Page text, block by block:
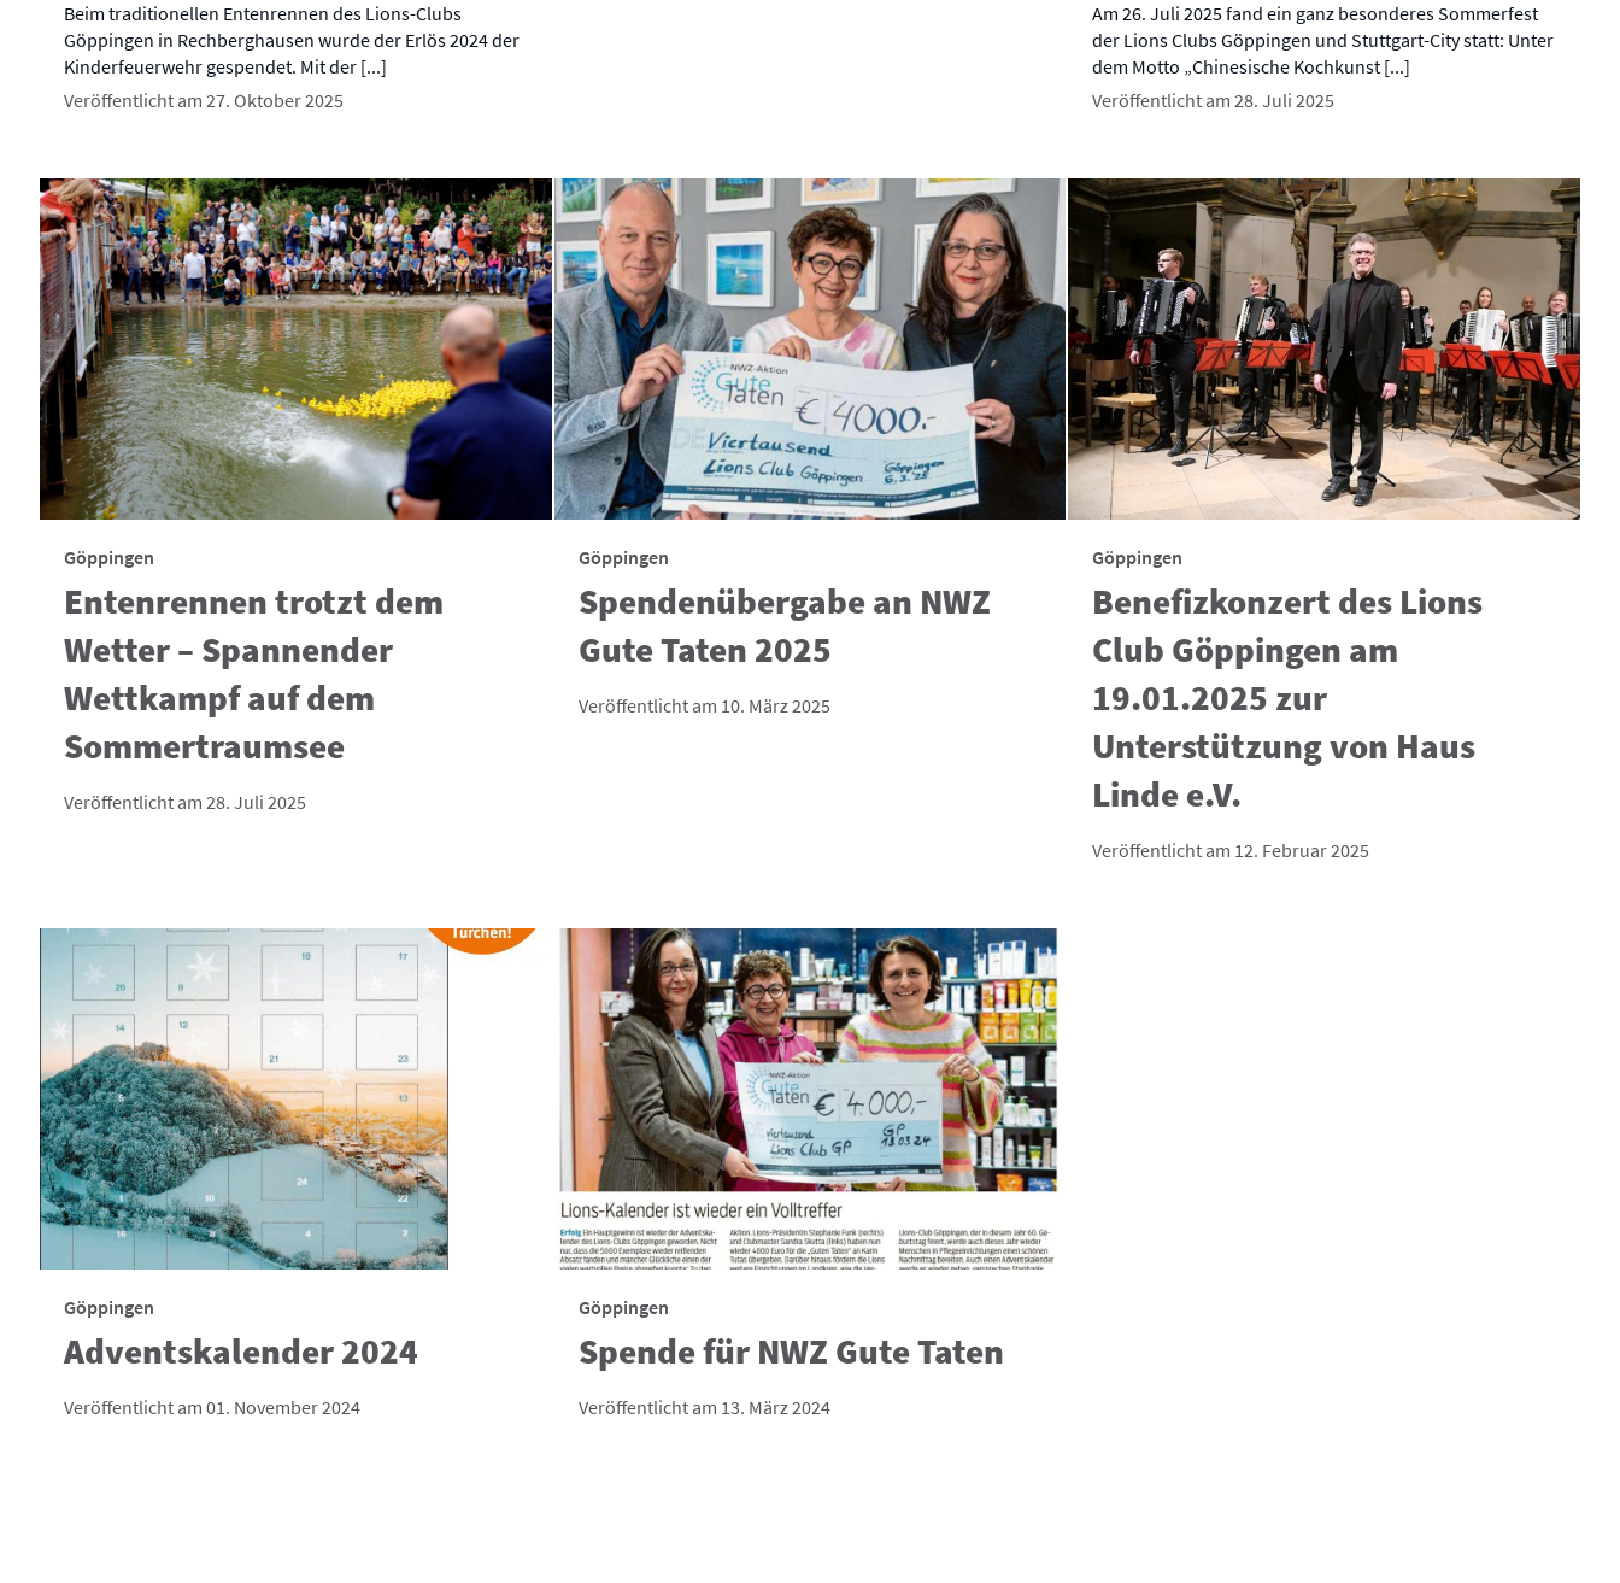
Beim traditionellen Entenrennen des Lions-Clubs
Göppingen in Rechberghausen wurde der Erlös 2024 der
Kinderfeuerwehr gespendet. Mit der [...]
Veröffentlicht am 27. Oktober 2025
Am 26. Juli 2025 fand ein ganz besonderes Sommerfest
der Lions Clubs Göppingen und Stuttgart-City statt: Unter
dem Motto „Chinesische Kochkunst [...]
Veröffentlicht am 28. Juli 2025
Göppingen
Entenrennen trotzt dem
Wetter – Spannender
Wettkampf auf dem
Sommertraumsee
Veröffentlicht am 28. Juli 2025
Göppingen
Spendenübergabe an NWZ
Gute Taten 2025
Veröffentlicht am 10. März 2025
Göppingen
Benefizkonzert des Lions
Club Göppingen am
19.01.2025 zur
Unterstützung von Haus
Linde e.V.
Veröffentlicht am 12. Februar 2025
Göppingen
Adventskalender 2024
Veröffentlicht am 01. November 2024
Göppingen
Spende für NWZ Gute Taten
Veröffentlicht am 13. März 2024